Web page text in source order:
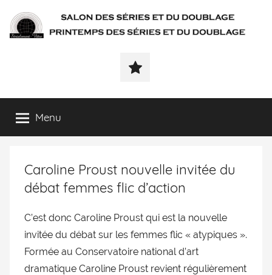
SÉRIALEMENT-
séries
et
doublage
séries
Menu
Caroline Proust nouvelle invitée du
débat femmes flic d’action
C’est donc Caroline Proust qui est la nouvelle
invitée du débat sur les femmes flic « atypiques ».
Formée au Conservatoire national d’art
dramatique Caroline Proust revient régulièrement